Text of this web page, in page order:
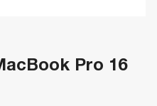
Pro 16